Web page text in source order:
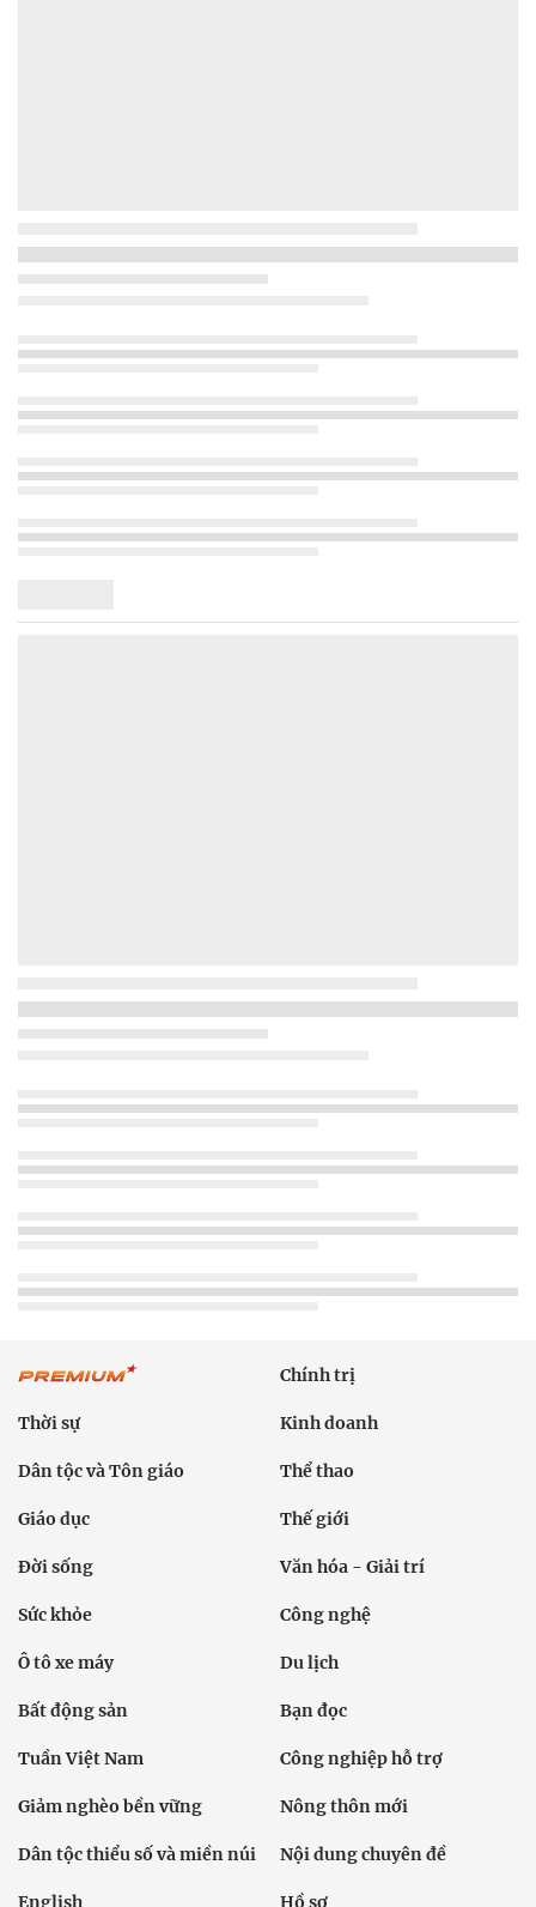
Chính trị
Thời sự Kinh doanh
Dân tộc và Tôn giáo Thể thao
Giáo dục Thế giới
Đời sống Văn hóa - Giải trí
Sức khỏe Công nghệ
Ô tô xe máy Du lịch
Bất động sản Bạn đọc
Tuần Việt Nam Công nghiệp hỗ trợ
Giảm nghèo bền vững Nông thôn mới
Dân tộc thiểu số và miền núi Nội dung chuyên đề
English Hồ sơ